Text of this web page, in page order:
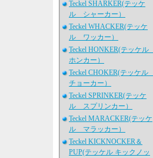
Teckel SHARKER(テッケ
ル シャーカー）
Teckel WHACKER(テッケ
ル ワッカー）
Teckel HONKER(テッケル
ホンカー）
Teckel CHOKER(テッケル
チョーカー）
Teckel SPRINKER(テッケ
ル スプリンカー）
Teckel MARACKER(テッケ
ル マラッカー）
Teckel KICKNOCKER＆
PUP(テッケル キックノッ